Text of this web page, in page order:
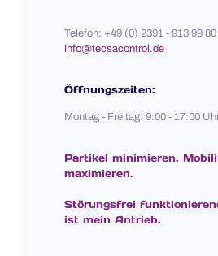
Telefon: +49 (0) 2391 - 913 99 80
info@tecsacontrol.de
Öffnungszeiten:
Montag - Freitag: 9:00 - 17:00
Partikel minimieren.
maximieren.
Störungsfrei
ist mein Antrieb.